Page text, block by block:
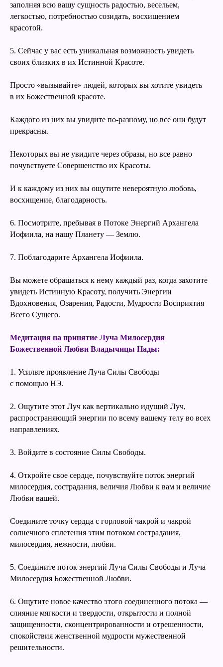
заполняя всю вашу сущность радостью, весельем,
легкостью, потребностью созидать, восхищением
красотой.
5. Сейчас у вас есть уникальная возможность увидеть
своих близких в их Истинной Красоте.
Просто «вызывайте» людей, которых вы хотите увидеть
в их Божественной красоте.
Каждого из них вы увидите по-разному, но все они будут
прекрасны.
Некоторых вы не увидите через образы, но все равно
почувствуете Совершенство их Красоты.
И к каждому из них вы ощутите невероятную любовь,
восхищение, благодарность.
6. Посмотрите, пребывая в Потоке Энергий Архангела
Иофиила, на нашу Планету — Землю.
7. Поблагодарите Архангела Иофиила.
Вы можете обращаться к нему каждый раз, когда захотите
увидеть Истинную Красоту, получить Энергии
Вдохновения, Озарения, Радости, Мудрости Восприятия
Всего Сущего.
Медитация на принятие Луча Милосердия
Божественной Любви Владычицы Нады:
1. Усильте проявление Луча Силы Свободы
с помощью НЭ.
2. Ощутите этот Луч как вертикально идущий Луч,
распространяющий энергии по всему вашему телу во всех
направлениях.
3. Войдите в состояние Силы Свободы.
4. Откройте свое сердце, почувствуйте поток энергий
милосердия, сострадания, величия Любви к вам и величие
Любви вашей.
Соедините точку сердца с горловой чакрой и чакрой
солнечного сплетения этим потоком сострадания,
милосердия, нежности, любви.
5. Соедините поток энергий Луча Силы Свободы и Луча
Милосердия Божественной Любви.
6. Ощутите новое качество этого соединенного потока —
слияние мягкости и твердости, открытости и полной
защищенности, сконцентрированности и отрешенности,
спокойствия женственной мудрости мужественной
решительности.